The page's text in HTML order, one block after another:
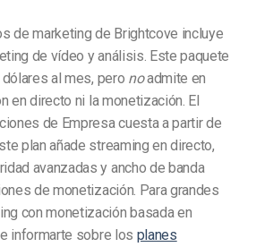
de marketing de Brightcove incluye
de vídeo y análisis. Este paquete
al mes, pero noadmite en
en directo ni la monetización. El
de Empresa cuesta a partir de
plan añade streaming en directo,
avanzadas y ancho de banda
de monetización. Para grandes
con monetización basada en
informarte sobre los planes